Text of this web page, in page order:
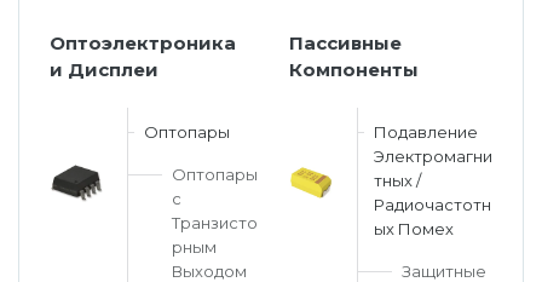
Оптоэлектроника
и Дисплеи
Оптопары
Оптопары
с
Транзисто
рным
Выходом
Пассивные
Компоненты
Подавление
Электромагни
тных /
Радиочастотн
ых Помех
Защитные